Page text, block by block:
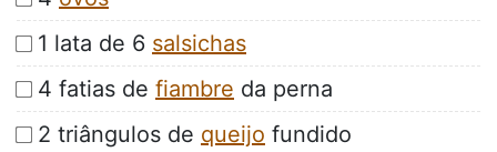
1 lata de 6 salsichas
4 fatias de fiambre da perna
2 triângulos de queijo fundido